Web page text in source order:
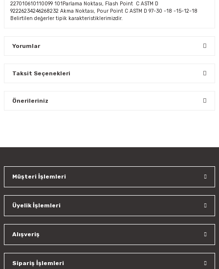
227010610110099 101Parlama Noktası, Flash Point C ASTM D
92226234246268232 Akma Noktası, Pour Point C ASTM D 97-30 -18 -15-12-18
Belirtilen değerler tipik karakteristiklerimizdir.
Yorumlar
Taksit Seçenekleri
Önerileriniz
Ürün resmi kalitesiz, bozuk veya görüntülenemiyor.
Ürün bilgilerinde hatalar bulunuyor.
Bu ürüne benzer farklı alternatifler olmalı.
Müşteri İşlemleri
Üyelik İşlemleri
Alışveriş
Sipariş İşlemleri